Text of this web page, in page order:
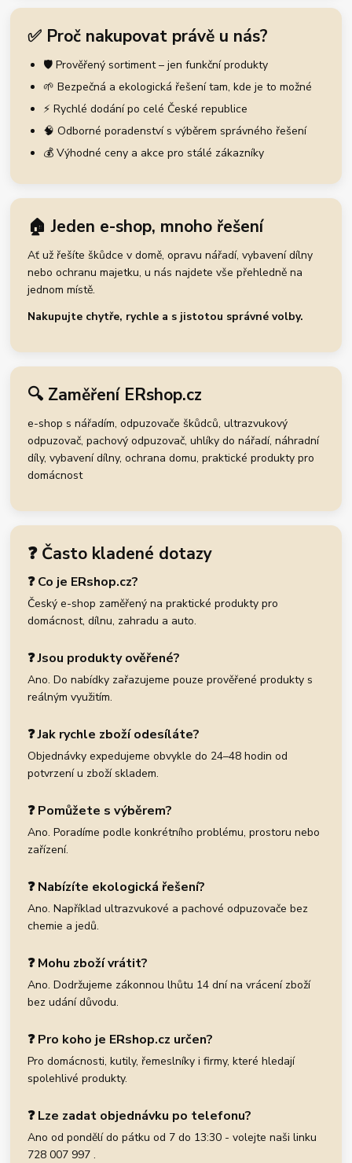
✅ Proč nakupovat právě u nás?
🛡️ Prověřený sortiment – jen funkční produkty
🌱 Bezpečná a ekologická řešení tam, kde je to možné
⚡ Rychlé dodání po celé České republice
🧠 Odborné poradenství s výběrem správného řešení
💰 Výhodné ceny a akce pro stálé zákazníky
🏠 Jeden e-shop, mnoho řešení
Ať už řešíte škůdce v domě, opravu nářadí, vybavení dílny
nebo ochranu majetku, u nás najdete vše přehledně na
jednom místě.
Nakupujte chytře, rychle a s jistotou správné volby.
🔍 Zaměření ERshop.cz
e-shop s nářadím, odpuzovače škůdců, ultrazvukový
odpuzovač, pachový odpuzovač, uhlíky do nářadí, náhradní
díly, vybavení dílny, ochrana domu, praktické produkty pro
domácnost
❓ Často kladené dotazy
❓ Co je ERshop.cz?
Český e-shop zaměřený na praktické produkty pro
domácnost, dílnu, zahradu a auto.
❓ Jsou produkty ověřené?
Ano. Do nabídky zařazujeme pouze prověřené produkty s
reálným využitím.
❓ Jak rychle zboží odesíláte?
Objednávky expedujeme obvykle do 24–48 hodin od
potvrzení u zboží skladem.
❓ Pomůžete s výběrem?
Ano. Poradíme podle konkrétního problému, prostoru nebo
zařízení.
❓ Nabízíte ekologická řešení?
Ano. Například ultrazvukové a pachové odpuzovače bez
chemie a jedů.
❓ Mohu zboží vrátit?
Ano. Dodržujeme zákonnou lhůtu 14 dní na vrácení zboží
bez udání důvodu.
❓ Pro koho je ERshop.cz určen?
Pro domácnosti, kutily, řemeslníky i firmy, které hledají
spolehlivé produkty.
❓ Lze zadat objednávku po telefonu?
Ano od pondělí do pátku od 7 do 13:30 - volejte naši linku
728 007 997 .